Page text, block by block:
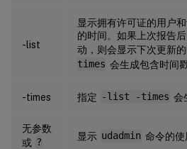
-list
显示拥有许可证的用户
的时间。如果上次报告
动，则会显示下次更新
times 会生成包含时间
-times 指定 -list -times 会
无参数
或 ?
显示 udadmin 命令的使